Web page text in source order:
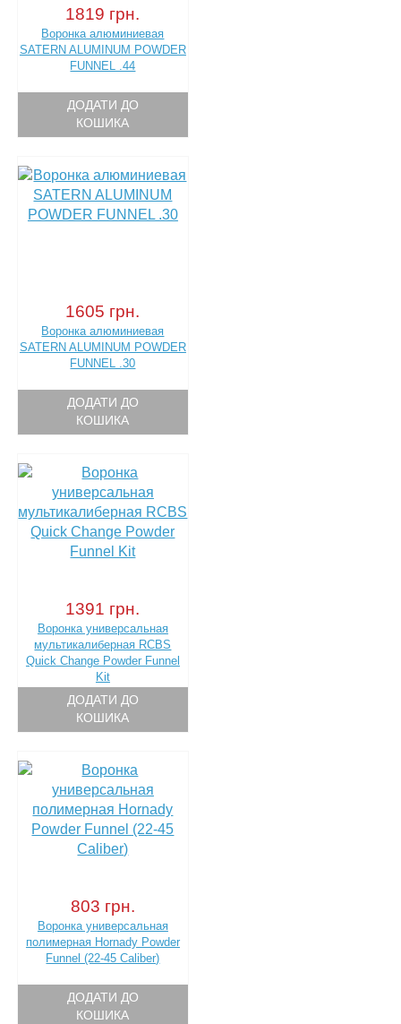
1819 грн.
Воронка алюминиевая
SATERN ALUMINUM POWDER
FUNNEL .44
ДОДАТИ ДО
КОШИКА
1605 грн.
Воронка алюминиевая
SATERN ALUMINUM POWDER
FUNNEL .30
ДОДАТИ ДО
КОШИКА
1391 грн.
Воронка универсальная
мультикалиберная RCBS
Quick Change Powder Funnel
Kit
ДОДАТИ ДО
КОШИКА
803 грн.
Воронка универсальная
полимерная Hornady Powder
Funnel (22-45 Caliber)
ДОДАТИ ДО
КОШИКА